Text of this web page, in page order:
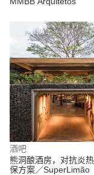
酒吧
熊洞酿酒房，对抗炎
保方案／SuperLimão